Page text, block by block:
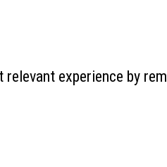
experience by